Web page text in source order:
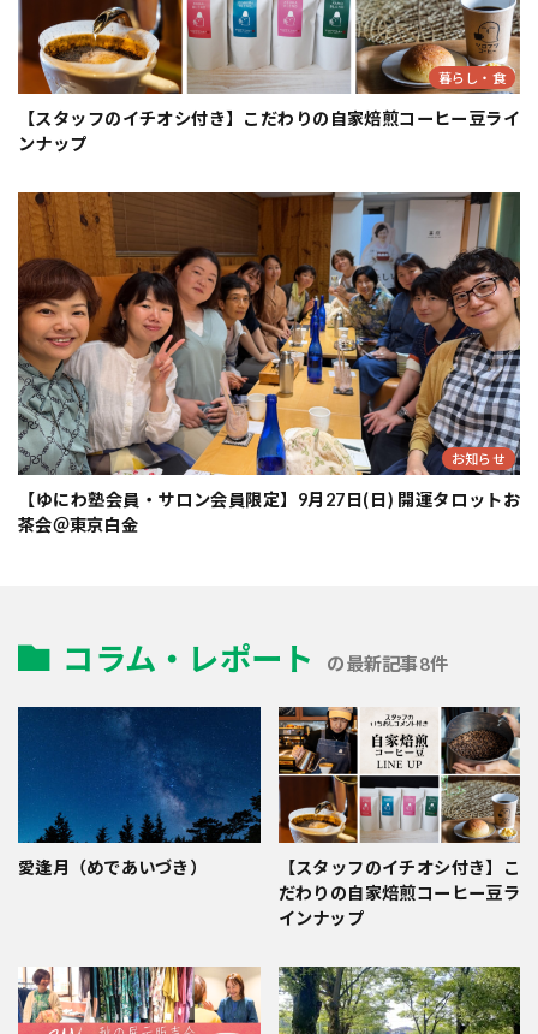
暮らし・食
【スタッフのイチオシ付き】こだわりの自家焙煎コーヒー豆ライ
ンナップ
お知らせ
【ゆにわ塾会員・サロン会員限定】9月27日(日) 開運タロットお
茶会＠東京白金
コラム・レポート の最新記事8件
愛逢月（めであいづき）
【スタッフのイチオシ付き】こ
だわりの自家焙煎コーヒー豆ラ
インナップ